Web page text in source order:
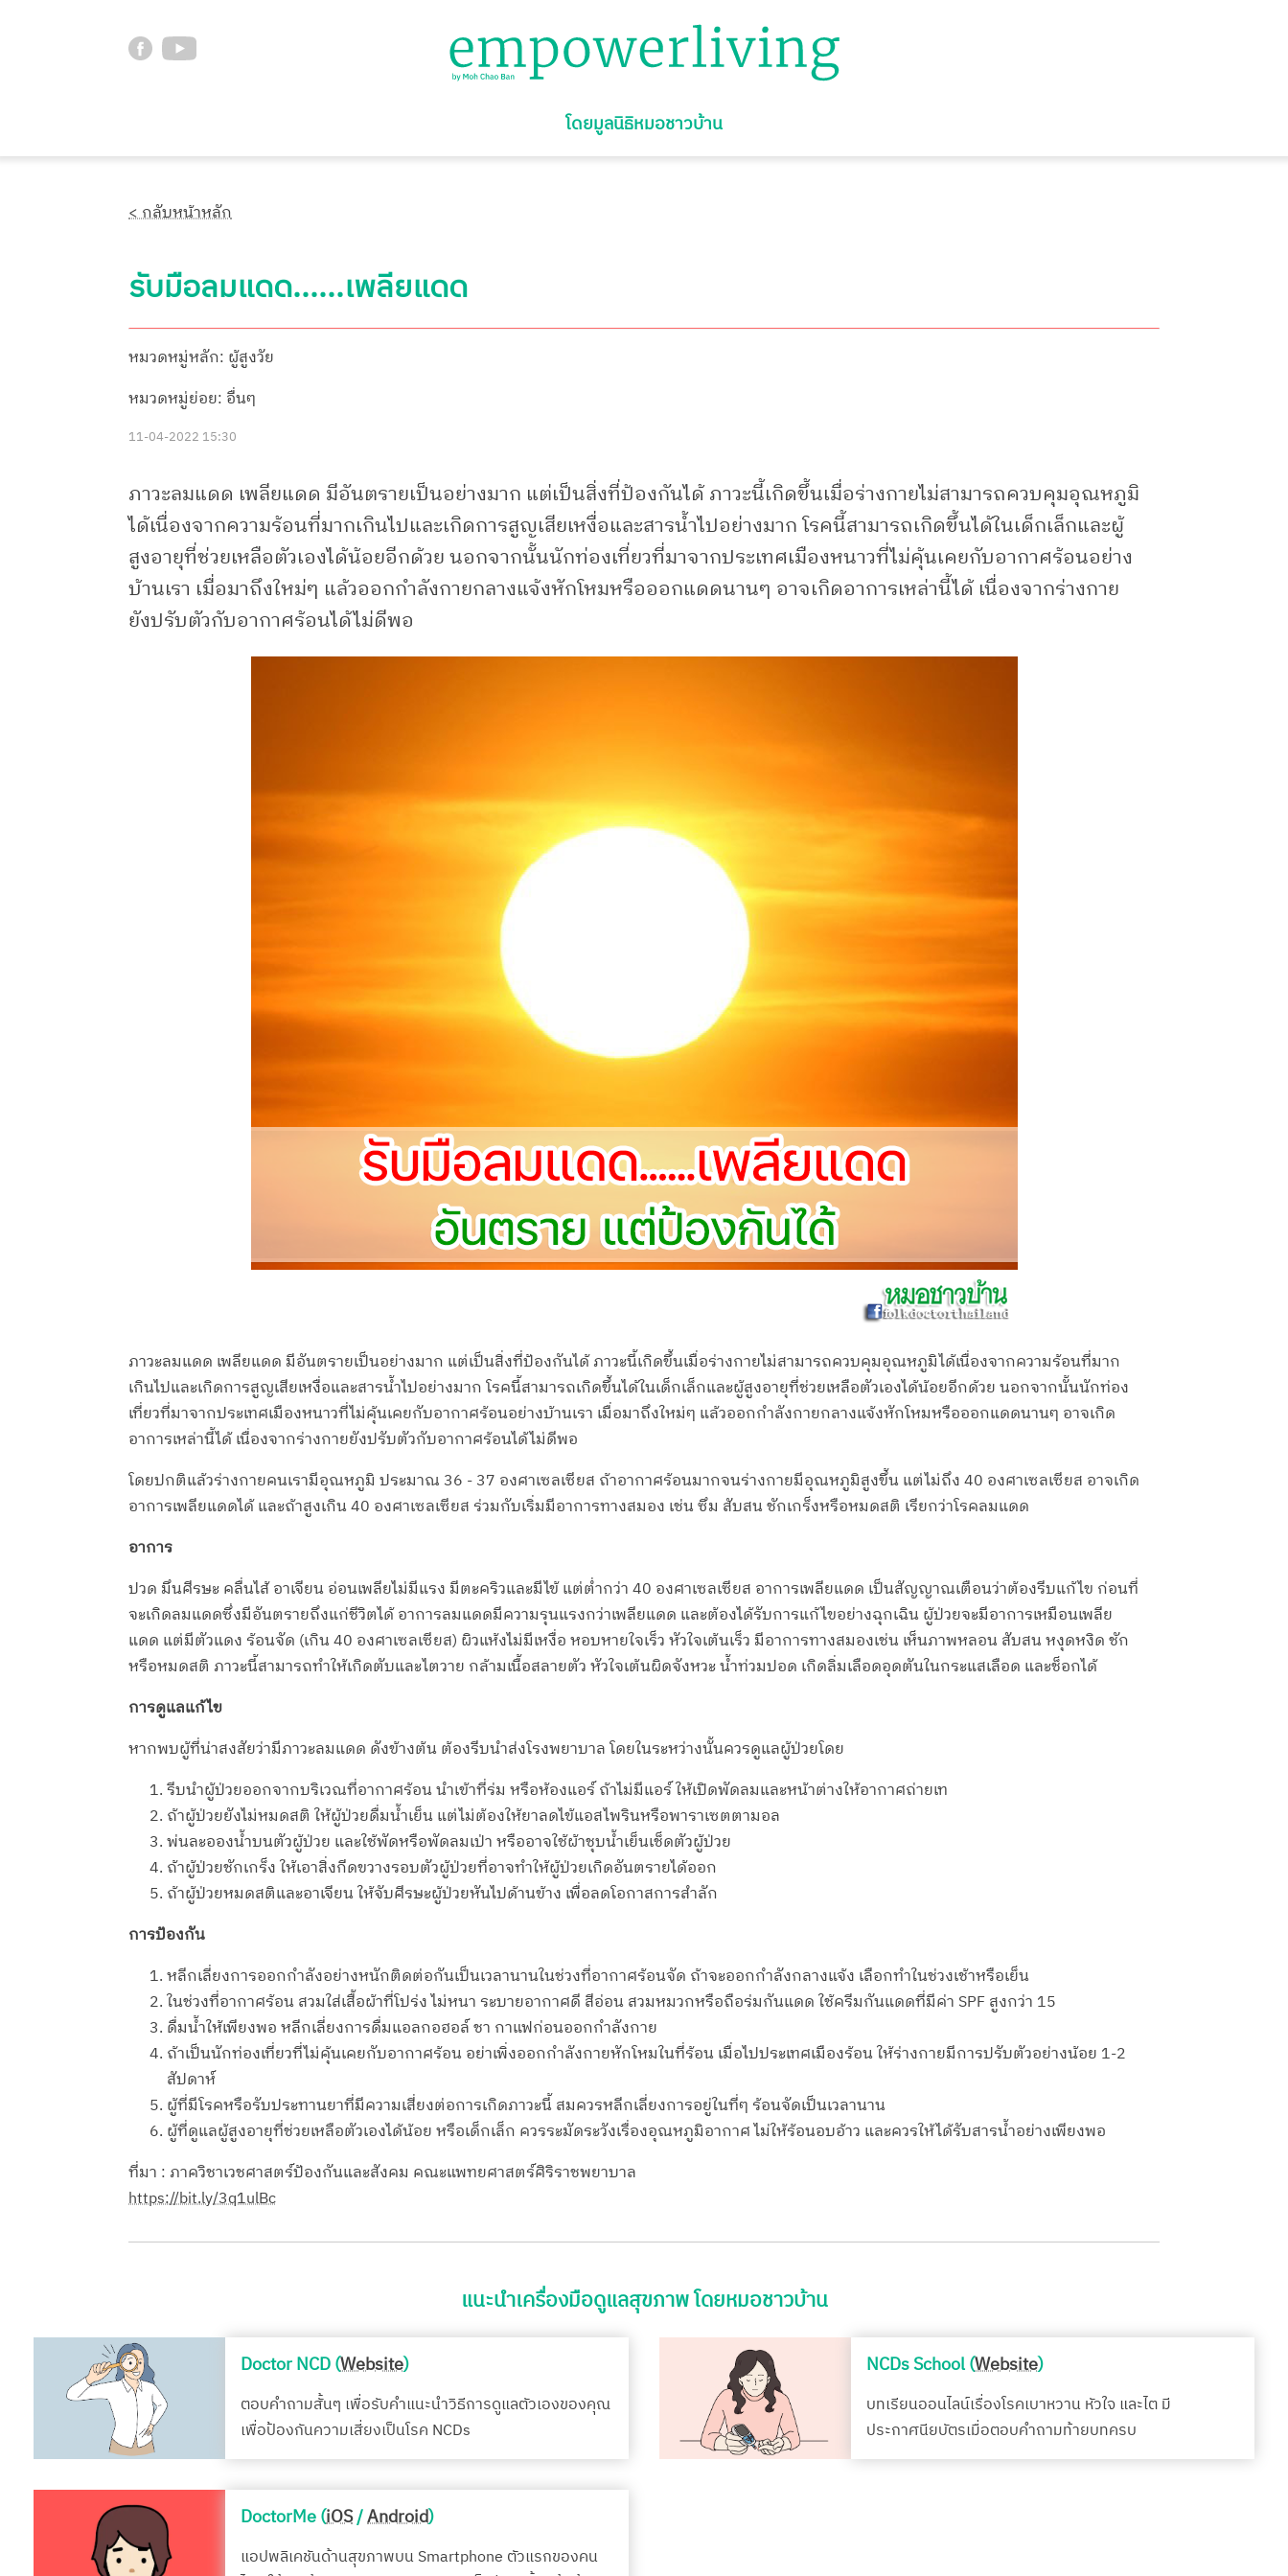
โดยมูลนิธิหมอชาวบ้าน
< กลับหน้าหลัก
รับมือลมแดด......เพลียแดด
หมวดหมู่หลัก: ผู้สูงวัย
หมวดหมู่ย่อย: อื่นๆ
11-04-2022 15:30
ภาวะลมแดด เพลียแดด มีอันตรายเป็นอย่างมาก แต่เป็นสิ่งที่ป้องกันได้ ภาวะนี้เกิดขึ้นเมื่อร่างกายไม่สามารถควบคุมอุณหภูมิ
ได้เนื่องจากความร้อนที่มากเกินไปและเกิดการสูญเสียเหงื่อและสารน้ำไปอย่างมาก โรคนี้สามารถเกิดขึ้นได้ในเด็กเล็กและผู้
สูงอายุที่ช่วยเหลือตัวเองได้น้อยอีกด้วย นอกจากนั้นนักท่องเที่ยวที่มาจากประเทศเมืองหนาวที่ไม่คุ้นเคยกับอากาศร้อนอย่าง
บ้านเรา เมื่อมาถึงใหม่ๆ แล้วออกกำลังกายกลางแจ้งหักโหมหรือออกแดดนานๆ อาจเกิดอาการเหล่านี้ได้ เนื่องจากร่างกาย
ยังปรับตัวกับอากาศร้อนได้ไม่ดีพอ
ภาวะลมแดด เพลียแดด มีอันตรายเป็นอย่างมาก แต่เป็นสิ่งที่ป้องกันได้ ภาวะนี้เกิดขึ้นเมื่อร่างกายไม่สามารถควบคุมอุณหภูมิได้เนื่องจากความร้อนที่มาก
เกินไปและเกิดการสูญเสียเหงื่อและสารน้ำไปอย่างมาก โรคนี้สามารถเกิดขึ้นได้ในเด็กเล็กและผู้สูงอายุที่ช่วยเหลือตัวเองได้น้อยอีกด้วย นอกจากนั้นนักท่อง
เที่ยวที่มาจากประเทศเมืองหนาวที่ไม่คุ้นเคยกับอากาศร้อนอย่างบ้านเรา เมื่อมาถึงใหม่ๆ แล้วออกกำลังกายกลางแจ้งหักโหมหรือออกแดดนานๆ อาจเกิด
อาการเหล่านี้ได้ เนื่องจากร่างกายยังปรับตัวกับอากาศร้อนได้ไม่ดีพอ
โดยปกติแล้วร่างกายคนเรามีอุณหภูมิ ประมาณ 36 - 37 องศาเซลเซียส ถ้าอากาศร้อนมากจนร่างกายมีอุณหภูมิสูงขึ้น แต่ไม่ถึง 40 องศาเซลเซียส อาจเกิด
อาการเพลียแดดได้ และถ้าสูงเกิน 40 องศาเซลเซียส ร่วมกับเริ่มมีอาการทางสมอง เช่น ซึม สับสน ชักเกร็งหรือหมดสติ เรียกว่าโรคลมแดด
อาการ
ปวด มึนศีรษะ คลื่นไส้ อาเจียน อ่อนเพลียไม่มีแรง มีตะคริวและมีไข้ แต่ต่ำกว่า 40 องศาเซลเซียส อาการเพลียแดด เป็นสัญญาณเตือนว่าต้องรีบแก้ไข ก่อนที่
จะเกิดลมแดดซึ่งมีอันตรายถึงแก่ชีวิตได้ อาการลมแดดมีความรุนแรงกว่าเพลียแดด และต้องได้รับการแก้ไขอย่างฉุกเฉิน ผู้ป่วยจะมีอาการเหมือนเพลีย
แดด แต่มีตัวแดง ร้อนจัด (เกิน 40 องศาเซลเซียส) ผิวแห้งไม่มีเหงื่อ หอบหายใจเร็ว หัวใจเต้นเร็ว มีอาการทางสมองเช่น เห็นภาพหลอน สับสน หงุดหงิด ชัก
หรือหมดสติ ภาวะนี้สามารถทำให้เกิดตับและไตวาย กล้ามเนื้อสลายตัว หัวใจเต้นผิดจังหวะ น้ำท่วมปอด เกิดลิ่มเลือดอุดตันในกระแสเลือด และช็อกได้
การดูแลแก้ไข
หากพบผู้ที่น่าสงสัยว่ามีภาวะลมแดด ดังข้างต้น ต้องรีบนำส่งโรงพยาบาล โดยในระหว่างนั้นควรดูแลผู้ป่วยโดย
รีบนำผู้ป่วยออกจากบริเวณที่อากาศร้อน นำเข้าที่ร่ม หรือห้องแอร์ ถ้าไม่มีแอร์ ให้เปิดพัดลมและหน้าต่างให้อากาศถ่ายเท
ถ้าผู้ป่วยยังไม่หมดสติ ให้ผู้ป่วยดื่มน้ำเย็น แต่ไม่ต้องให้ยาลดไข้แอสไพรินหรือพาราเซตตามอล
พ่นละอองน้ำบนตัวผู้ป่วย และใช้พัดหรือพัดลมเป่า หรืออาจใช้ผ้าชุบน้ำเย็นเช็ดตัวผู้ป่วย
ถ้าผู้ป่วยชักเกร็ง ให้เอาสิ่งกีดขวางรอบตัวผู้ป่วยที่อาจทำให้ผู้ป่วยเกิดอันตรายได้ออก
ถ้าผู้ป่วยหมดสติและอาเจียน ให้จับศีรษะผู้ป่วยหันไปด้านข้าง เพื่อลดโอกาสการสำลัก
การป้องกัน
หลีกเลี่ยงการออกกำลังอย่างหนักติดต่อกันเป็นเวลานานในช่วงที่อากาศร้อนจัด ถ้าจะออกกำลังกลางแจ้ง เลือกทำในช่วงเช้าหรือเย็น
ในช่วงที่อากาศร้อน สวมใส่เสื้อผ้าที่โปร่ง ไม่หนา ระบายอากาศดี สีอ่อน สวมหมวกหรือถือร่มกันแดด ใช้ครีมกันแดดที่มีค่า SPF สูงกว่า 15
ดื่มน้ำให้เพียงพอ หลีกเลี่ยงการดื่มแอลกอฮอล์ ชา กาแฟก่อนออกกำลังกาย
ถ้าเป็นนักท่องเที่ยวที่ไม่คุ้นเคยกับอากาศร้อน อย่าเพิ่งออกกำลังกายหักโหมในที่ร้อน เมื่อไปประเทศเมืองร้อน ให้ร่างกายมีการปรับตัวอย่างน้อย 1-2
สัปดาห์
ผู้ที่มีโรคหรือรับประทานยาที่มีความเสี่ยงต่อการเกิดภาวะนี้ สมควรหลีกเลี่ยงการอยู่ในที่ๆ ร้อนจัดเป็นเวลานาน
ผู้ที่ดูแลผู้สูงอายุที่ช่วยเหลือตัวเองได้น้อย หรือเด็กเล็ก ควรระมัดระวังเรื่องอุณหภูมิอากาศ ไม่ให้ร้อนอบอ้าว และควรให้ได้รับสารน้ำอย่างเพียงพอ
ที่มา : ภาควิชาเวชศาสตร์ป้องกันและสังคม คณะแพทยศาสตร์ศิริราชพยาบาล
https://bit.ly/3q1ulBc
แนะนำเครื่องมือดูแลสุขภาพ โดยหมอชาวบ้าน
Doctor NCD (Website)
ตอบคำถามสั้นๆ เพื่อรับคำแนะนำวิธีการดูแลตัวเองของคุณ
เพื่อป้องกันความเสี่ยงเป็นโรค NCDs
NCDs School (Website)
บทเรียนออนไลน์เรื่องโรคเบาหวาน หัวใจ และไต มี
ประกาศนียบัตรเมื่อตอบคำถามท้ายบทครบ
DoctorMe (iOS/Android)
แอปพลิเคชันด้านสุขภาพบน Smartphone ตัวแรกของคน